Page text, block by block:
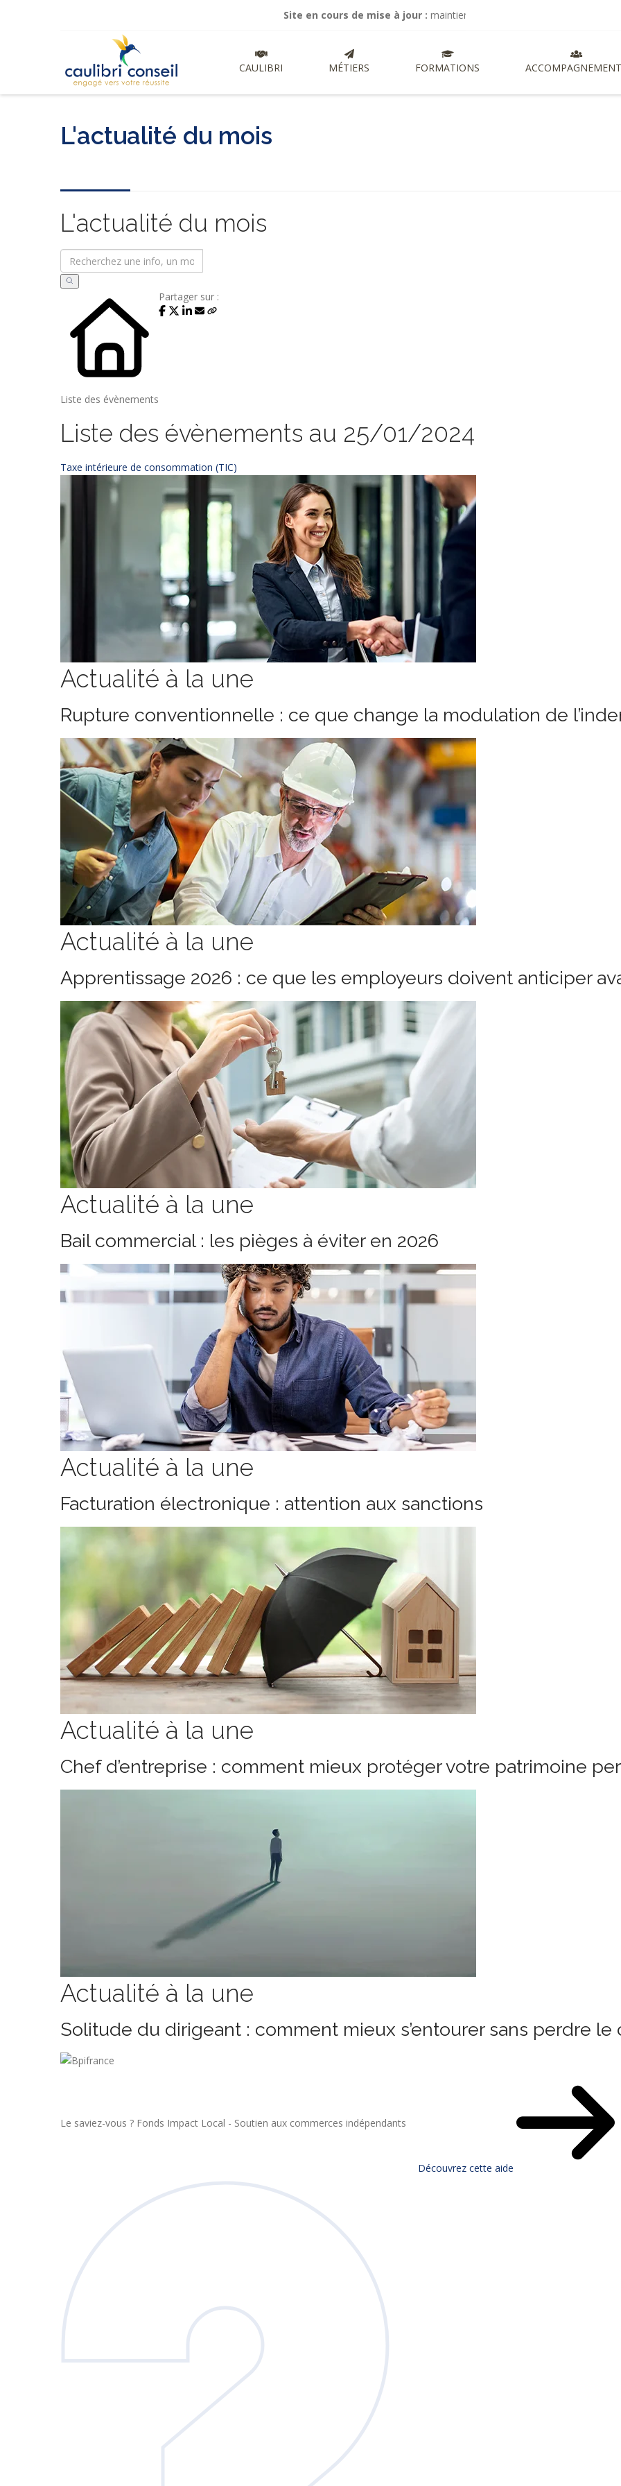
Site en cours de mise à jour : maintien de mes activités de commissariat aux
CAULIBRI MÉTIERS FORMATIONS
L'actualité du mois
L'actualité du mois
Liste des évènements
Partager sur :
Liste des évènements au 25/01/2024
Taxe intérieure de consommation (TIC)
Actualité à la une
Rupture conventionnelle : ce que change la modulation de
Actualité à la une
Apprentissage 2026 : ce que les employeurs doivent anticiper
Actualité à la une
Bail commercial : les pièges à éviter en 2026
Actualité à la une
Facturation électronique : attention aux sanctions
Actualité à la une
Chef d’entreprise : comment mieux protéger votre patrimoine
Actualité à la une
Solitude du dirigeant : comment mieux s’entourer sans perdre le
Le saviez-vous ? Fonds Impact Local - Soutien aux commerces indépendants
Découvrez cette aide